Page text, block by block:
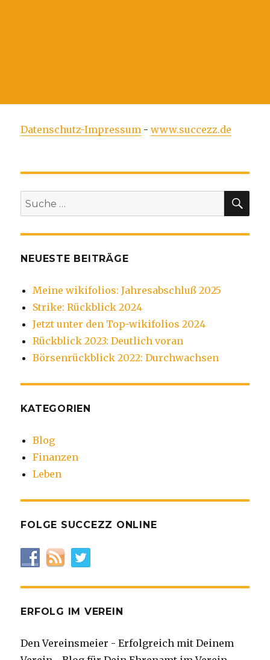
Datenschutz-Impressum -www.succezz.de
Suche
nach:
NEUESTE BEITRÄGE
Meine wikifolios: Jahresabschluß 2025
Strike: Rückblick 2024
Jetzt unter den Top-wikifolios 2024
Rückblick 2023: Deutlich voran
Börsenrückblick 2022: Durchwachsen
KATEGORIEN
Blog
Finanzen
Leben
FOLGE SUCCEZZ ONLINE
ERFOLG IM VEREIN
Den Vereinsmeier - Erfolgreich mit Deinem